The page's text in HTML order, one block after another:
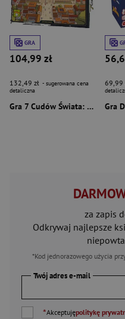
GRA
104,99 zł
132,49 zł - sugerowana cena
detaliczna
Gra 7 Cudów Świata: Gra kościana
69,99
Gra
za zapis
Odkrywaj najlepsze
*Kod jednorazowego użycia
Twój adres e-mail
*Akceptujępolitykę